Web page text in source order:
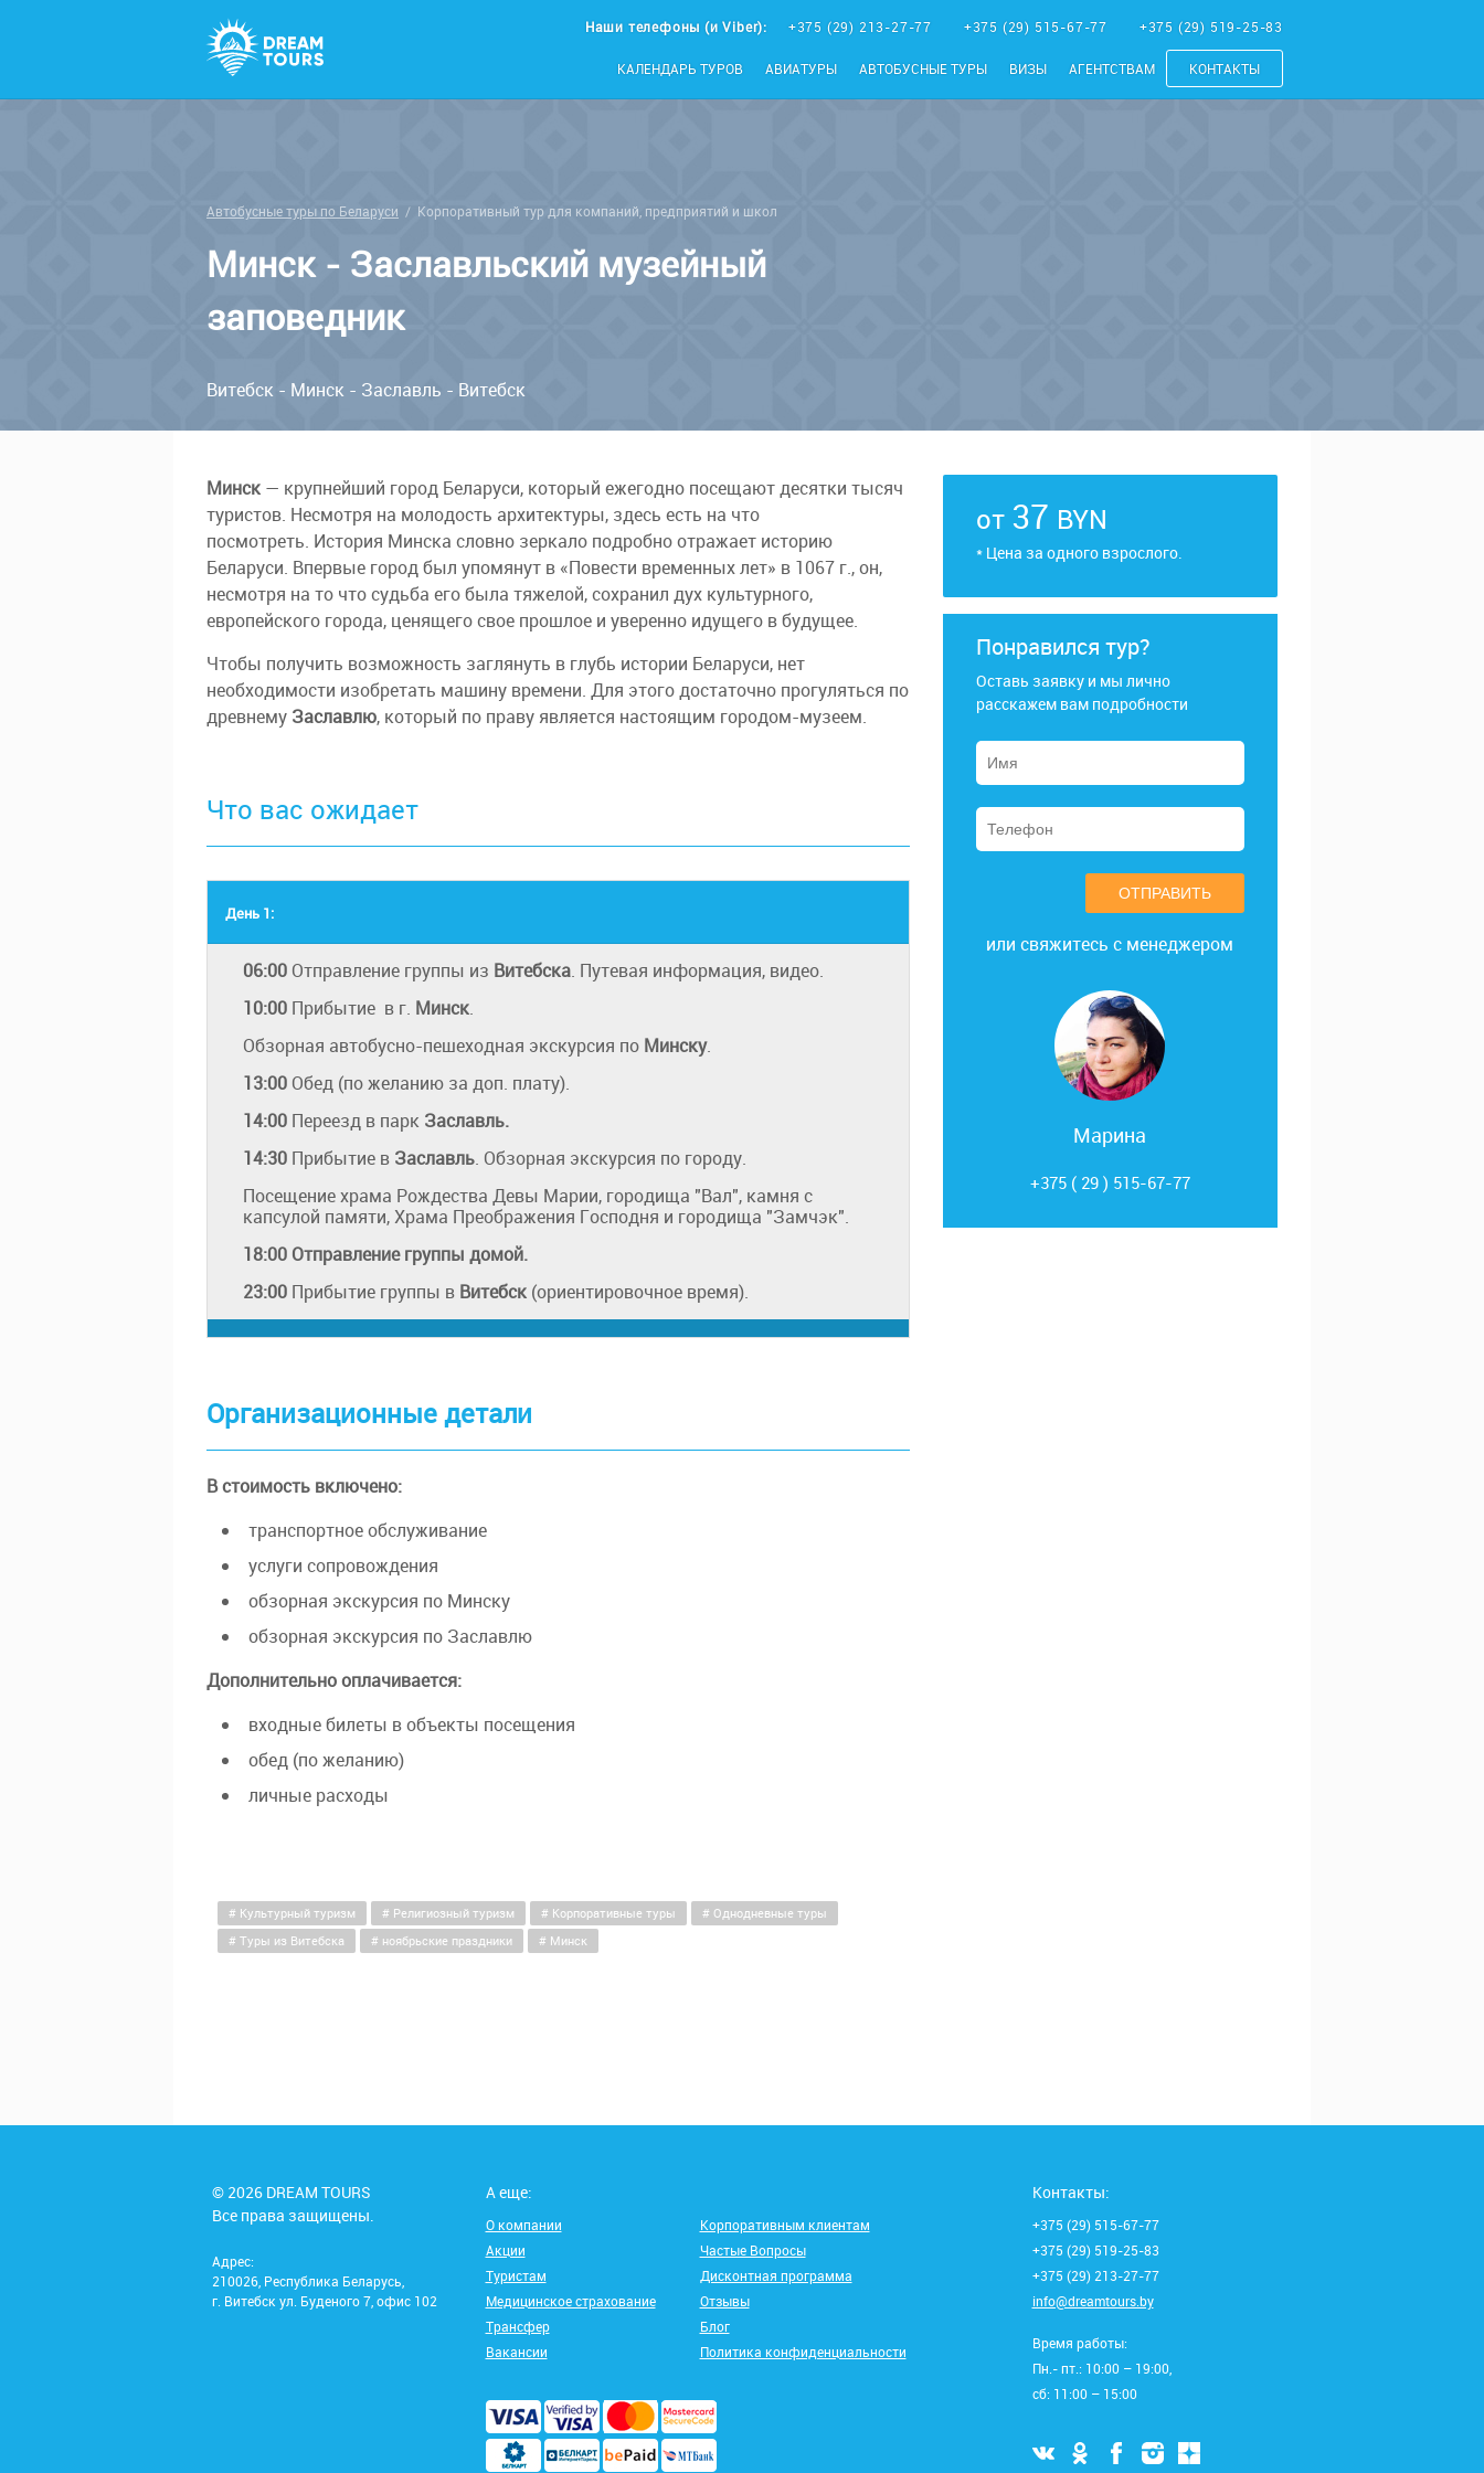
Наши телефоны (и Viber): +375 (29) 213-27-77 +375 (29) 515-67-77 +375 (29) 519-25-83
КАЛЕНДАРЬ ТУРОВ АВИАТУРЫ АВТОБУСНЫЕ ТУРЫ ВИЗЫ АГЕНТСТВАМ КОНТАКТЫ
Автобусные туры по Беларуси / Корпоративный тур для компаний, предприятий и школ
Минск - Заславльский музейный
заповедник
Витебск - Минск - Заславль - Витебск
Минск — крупнейший город Беларуси, который ежегодно посещают десятки тысяч
туристов. Несмотря на молодость архитектуры, здесь есть на что
посмотреть. История Минска словно зеркало подробно отражает историю
Беларуси. Впервые город был упомянут в «Повести временных лет» в 1067 г., он,
несмотря на то что судьба его была тяжелой, сохранил дух культурного,
европейского города, ценящего свое прошлое и уверенно идущего в будущее.
Чтобы получить возможность заглянуть в глубь истории Беларуси, нет
необходимости изобретать машину времени. Для этого достаточно прогуляться по
древнему Заславлю, который по праву является настоящим городом-музеем.
Что вас ожидает
День 1:
06:00 Отправление группы из Витебска. Путевая информация, видео.
10:00 Прибытие в г. Минск.
Обзорная автобусно-пешеходная экскурсия по Минску.
13:00 Обед (по желанию за доп. плату).
14:00 Переезд в парк Заславль.
14:30 Прибытие в Заславль. Обзорная экскурсия по городу.
Посещение храма Рождества Девы Марии, городища "Вал", камня с
капсулой памяти, Храма Преображения Господня и городища "Замчэк".
18:00 Отправление группы домой.
23:00 Прибытие группы в Витебск (ориентировочное время).
от 37 BYN
* Цена за одного взрослого.
Понравился тур?
Оставь заявку и мы лично
расскажем вам подробности
ОТПРАВИТЬ
или свяжитесь с менеджером
Марина
+375 ( 29 ) 515-67-77
Организационные детали
В стоимость включено:
транспортное обслуживание
услуги сопровождения
обзорная экскурсия по Минску
обзорная экскурсия по Заславлю
Дополнительно оплачивается:
входные билеты в объекты посещения
обед (по желанию)
личные расходы
Культурный туризм Религиозный туризм Корпоративные туры
Однодневные туры
Туры из Витебска
ноябрьские праздники Минск
© 2026 DREAM TOURS
Все права защищены.
Адрес:
210026, Республика Беларусь,
г. Витебск ул. Буденого 7, офис 102
А еще:
О компании
Акции
Туристам
Медицинское страхование
Трансфер
Вакансии
Корпоративным клиентам
Частые Вопросы
Дисконтная программа
Отзывы
Блог
Политика конфиденциальности
Контакты:
+375 (29) 515-67-77
+375 (29) 519-25-83
+375 (29) 213-27-77
info@dreamtours.by
Время работы:
Пн.- пт.: 10:00 – 19:00,
сб: 11:00 – 15:00